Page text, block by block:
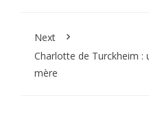
Next
Charlotte de Turckheim :
mère